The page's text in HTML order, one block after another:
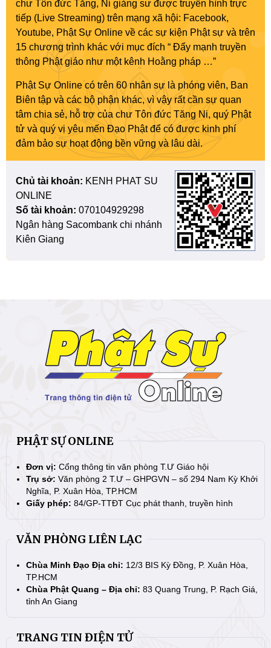
chư Tôn đức Tăng, Ni giảng sư được truyền hình trực
tiếp (Live Streaming) trên mạng xã hội: Facebook,
Youtube, Phật Sự Online về các sự kiện Phật sự và trên
15 chương trình khác với mục đích “ Đẩy mạnh truyền
thông Phật giáo như một kênh Hoằng pháp …”
Phật Sự Online có trên 60 nhân sự là phóng viên, Ban
Biên tập và các bộ phận khác, vì vậy rất cần sự quan
tâm chia sẻ, hỗ trợ của chư Tôn đức Tăng Ni, quý Phật
tử và quý vị yêu mến Đạo Phật để có được kinh phí
đảm bảo sự hoạt động bền vững và lâu dài.
Chủ tài khoản: KENH PHAT SU
ONLINE
Số tài khoản: 070104929298
Ngân hàng Sacombank chi nhánh
Kiên Giang
PHẬT SỰ ONLINE
Đơn vị: Cổng thông tin văn phòng T.Ư Giáo hội
Trụ sở: Văn phòng 2 T.Ư – GHPGVN – số 294 Nam Kỳ Khởi
Nghĩa, P. Xuân Hòa, TP.HCM
Giấy phép: 84/GP-TTĐT Cục phát thanh, truyền hình
VĂN PHÒNG LIÊN LẠC
Chùa Minh Đạo Địa chỉ: 12/3 BIS Kỳ Đồng, P. Xuân Hòa,
TP.HCM
Chùa Phật Quang – Địa chỉ: 83 Quang Trung, P. Rạch Giá,
tỉnh An Giang
TRANG TIN ĐIỆN TỬ